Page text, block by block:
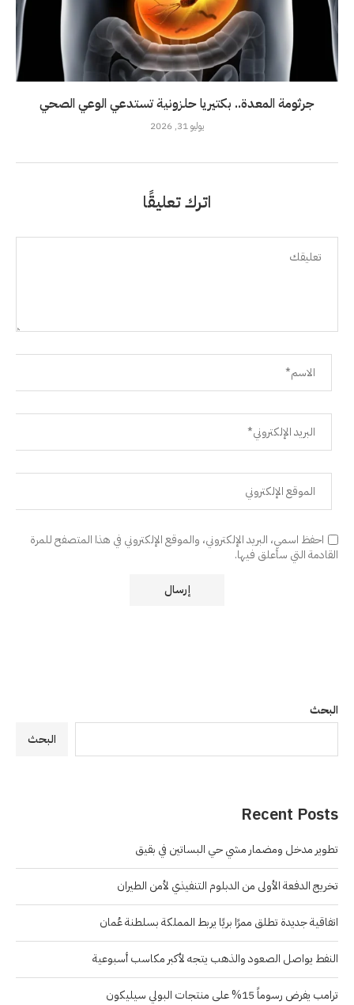
جرثومة المعدة.. بكتيريا حلزونية تستدعي الوعي الصحي
يوليو 31, 2026
اترك تعليقًا
احفظ اسمي، البريد الإلكتروني، والموقع الإلكتروني في هذا المتصفح للمرة
القادمة التي سأعلق فيها.
البحث
البحث
Recent Posts
تطوير مدخل ومضمار مشي حي البساتين في بقيق
تخريج الدفعة الأولى من الدبلوم التنفيذي لأمن الطيران
اتفاقية جديدة تطلق ممرًا بريًا يربط المملكة بسلطنة عُمان
النفط يواصل الصعود والذهب يتجه لأكبر مكاسب أسبوعية
ترامب يفرض رسوماً 15% على منتجات البولي سيليكون